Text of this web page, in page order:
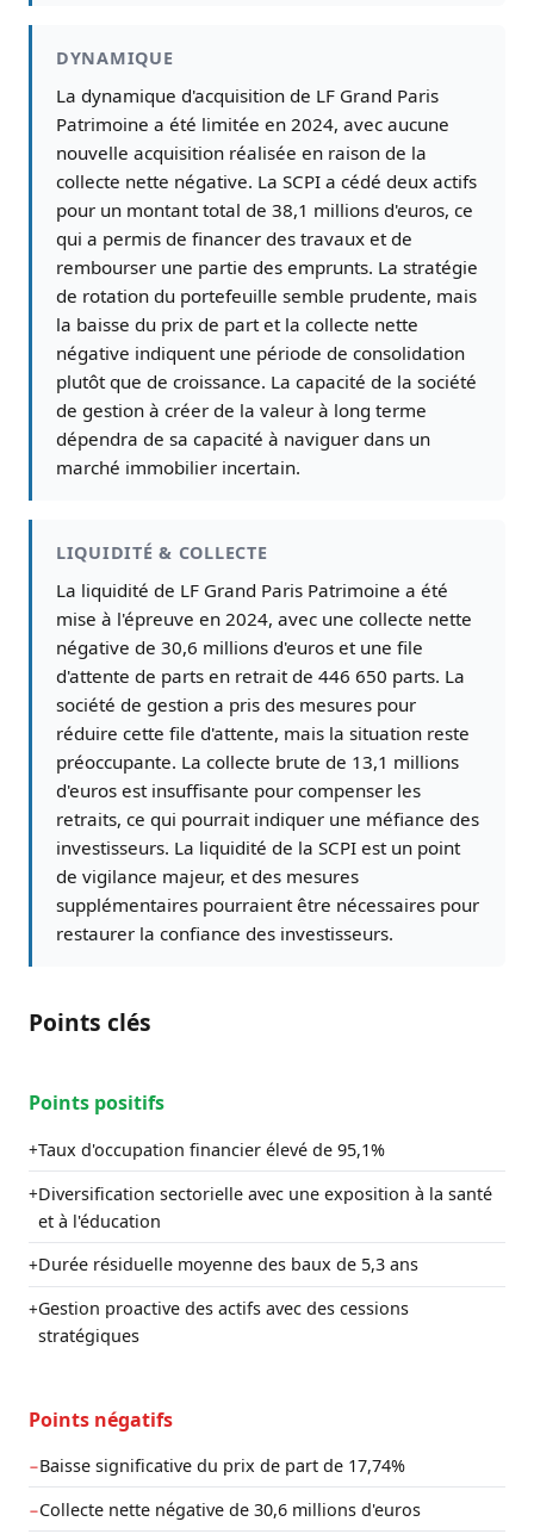
DYNAMIQUE
La dynamique d'acquisition de LF Grand Paris
Patrimoine a été limitée en 2024, avec aucune
nouvelle acquisition réalisée en raison de la
collecte nette négative. La SCPI a cédé deux actifs
pour un montant total de 38,1 millions d'euros, ce
qui a permis de financer des travaux et de
rembourser une partie des emprunts. La stratégie
de rotation du portefeuille semble prudente, mais
la baisse du prix de part et la collecte nette
négative indiquent une période de consolidation
plutôt que de croissance. La capacité de la société
de gestion à créer de la valeur à long terme
dépendra de sa capacité à naviguer dans un
marché immobilier incertain.
LIQUIDITÉ & COLLECTE
La liquidité de LF Grand Paris Patrimoine a été
mise à l'épreuve en 2024, avec une collecte nette
négative de 30,6 millions d'euros et une file
d'attente de parts en retrait de 446 650 parts. La
société de gestion a pris des mesures pour
réduire cette file d'attente, mais la situation reste
préoccupante. La collecte brute de 13,1 millions
d'euros est insuffisante pour compenser les
retraits, ce qui pourrait indiquer une méfiance des
investisseurs. La liquidité de la SCPI est un point
de vigilance majeur, et des mesures
supplémentaires pourraient être nécessaires pour
restaurer la confiance des investisseurs.
Points clés
Points positifs
+Taux d'occupation financier élevé de 95,1%
+Diversification sectorielle avec une exposition à la santé
et à l'éducation
+Durée résiduelle moyenne des baux de 5,3 ans
+Gestion proactive des actifs avec des cessions
stratégiques
Points négatifs
−Baisse significative du prix de part de 17,74%
−Collecte nette négative de 30,6 millions d'euros